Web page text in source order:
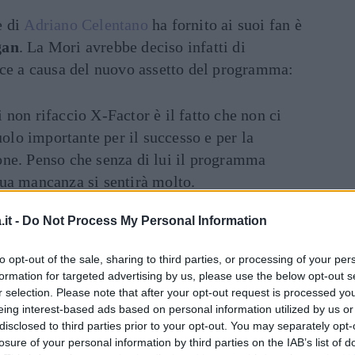
- Do Not Process My Personal Information
opt-out of the sale, sharing to third parties, or processing of your
for targeted advertising by us, please use the below opt-out
selection. Please note that after your opt-out request is processed
interest-based ads based on personal information utilized by us
to third parties prior to your opt-out. You may separately
of your personal information by third parties on the IAB’s list of
di Adriano Celentano ha fornito ai suoi fan è
. La Mori avrebbe deciso infatti di
a causa del nuovo assetto del programma:
rifaccio X-Factor è il fatto che non ci
importante per il successo e per la
Penso che senza di lui il programma
mancanza si sentirà molto.
ragione che ha spinto la cantante a
assegnare al suo team:
scegliere le canzoni: non era imposto ma
canzoni italiane e popolari.